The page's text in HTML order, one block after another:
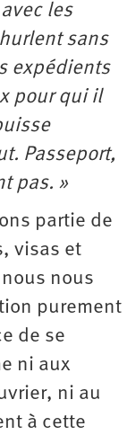
les
sans
expédients
pour qui il
Passeport,
pas. »
partie de
visas et
nous
purement
de se
ni aux
ni au
à cette